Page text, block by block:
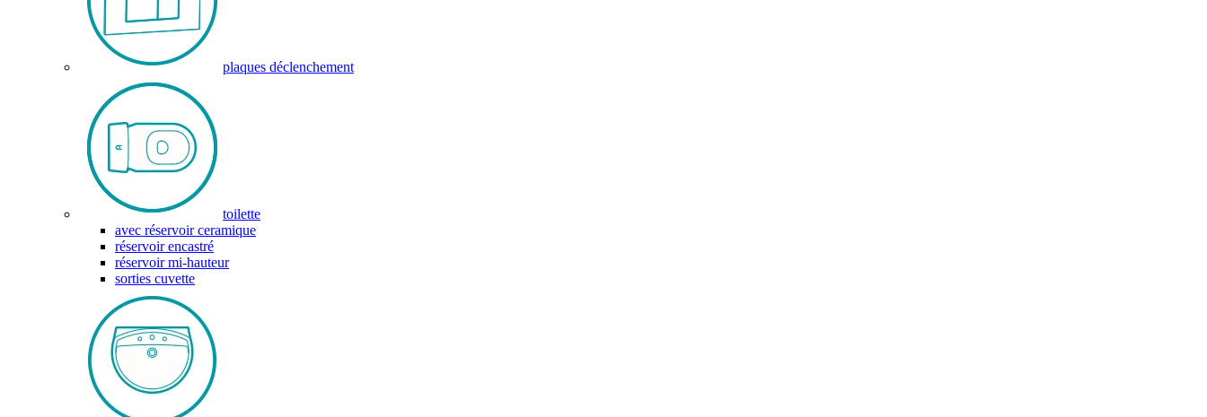
plaques déclenchement
toilette
avec réservoir ceramique
réservoir encastré
réservoir mi-hauteur
sorties cuvette